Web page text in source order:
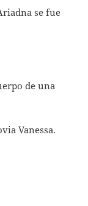
se fue
de una
Vanessa.